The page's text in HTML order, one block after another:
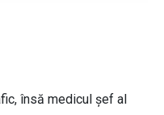
însă medicul șef al